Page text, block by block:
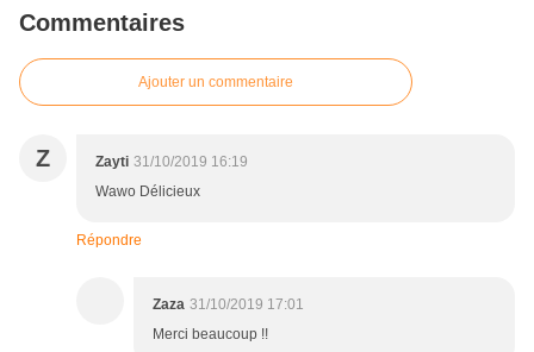
Commentaires
Ajouter un commentaire
Z Zayti 31/10/2019 16:19
Wawo Délicieux
Répondre
Zaza 31/10/2019 17:01
Merci beaucoup !!